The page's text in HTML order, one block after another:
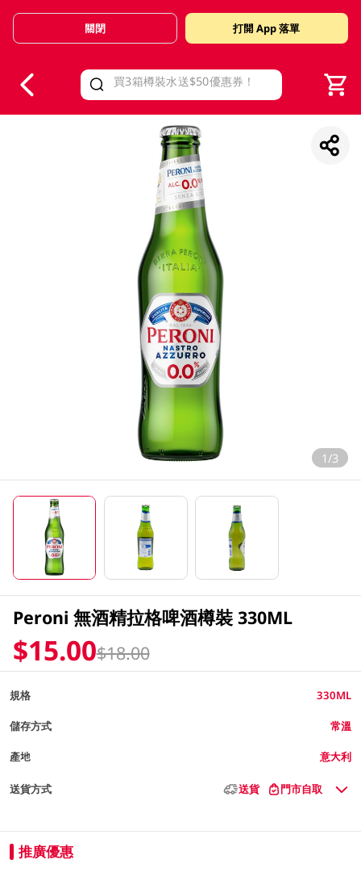
Valid Until 30 June 2026
關閉 打開 App 落單
1/3
Peroni 無酒精拉格啤酒樽裝 330ML
$15.00$18.00
規格 330ML
儲存方式 常溫
產地 意大利
送貨方式 送貨 門市自取
推廣優惠